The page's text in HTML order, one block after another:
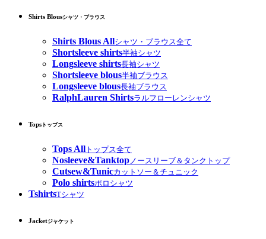
Shirts Blousシャツ・ブラウス
Shirts Blous Allシャツ・ブラウス全て
Shortsleeve shirts半袖シャツ
Longsleeve shirts長袖シャツ
Shortsleeve blous半袖ブラウス
Longsleeve blous長袖ブラウス
RalphLauren Shirtsラルフローレンシャツ
Tops トップス
Tops All トップス全て
Nosleeve&Tanktop ノースリーブ＆タンクトップ
Cutsew&Tunicカットソー＆チュニック
Polo shirtsポロシャツ
TshirtsTシャツ
Jacketジャケット